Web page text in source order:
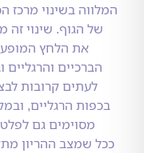
בשינוי מרכז הכובד
הגוף. שינוי זה מגדיל
את הלחץ המופעל על
והרגליים וגורם
קרובות לבצקות
הרגליים, ובמקרים
גם לפלטפוס.
שמצב ההריון מתקדם